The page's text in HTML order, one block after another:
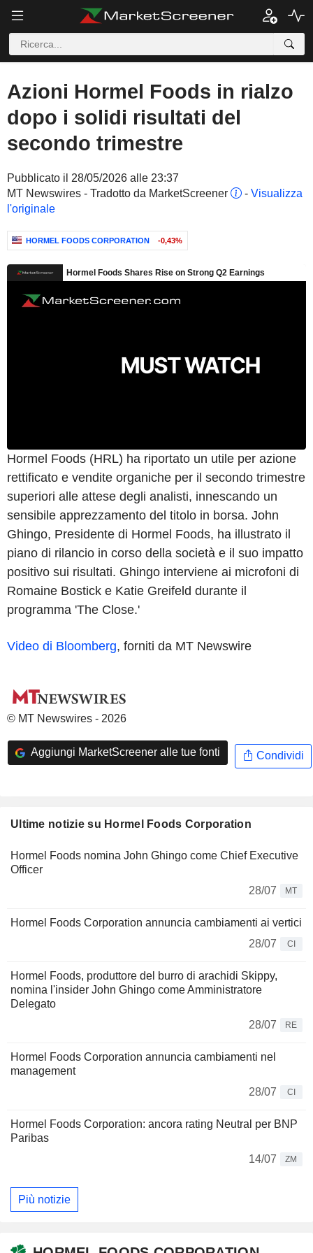
Azioni Hormel Foods in rialzo
dopo i solidi risultati del
secondo trimestre
Pubblicato il 28/05/2026 alle 23:37
MT Newswires - Tradotto da MarketScreener
- Visualizza
l'originale
HORMEL FOODS CORPORATION -0,43%
Hormel Foods (HRL) ha riportato un utile per azione
rettificato e vendite organiche per il secondo trimestre
superiori alle attese degli analisti, innescando un
sensibile apprezzamento del titolo in borsa. John
Ghingo, Presidente di Hormel Foods, ha illustrato il
piano di rilancio in corso della società e il suo impatto
positivo sui risultati. Ghingo interviene ai microfoni di
Romaine Bostick e Katie Greifeld durante il
programma 'The Close.'
Video di Bloomberg, forniti da MT Newswire
© MT Newswires - 2026
Aggiungi MarketScreener alle tue fonti Condividi
Ultime notizie su Hormel Foods Corporation
Hormel Foods nomina John Ghingo come Chief Executive
Officer
28/07
MT
Hormel Foods Corporation annuncia cambiamenti ai vertici
28/07
CI
Hormel Foods, produttore del burro di arachidi Skippy,
nomina l'insider John Ghingo come Amministratore
Delegato
28/07
RE
Hormel Foods Corporation annuncia cambiamenti nel
management
28/07
CI
Hormel Foods Corporation: ancora rating Neutral per BNP
Paribas
14/07
ZM
Più notizie